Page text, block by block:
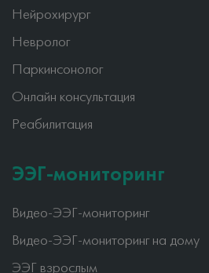
Нейрохирург
Невролог
Паркинсонолог
Онлайн консультация
Реабилитация
ЭЭГ-мониторинг
Видео-ЭЭГ-мониторинг
Видео-ЭЭГ-мониторинг на дому
ЭЭГ взрослым